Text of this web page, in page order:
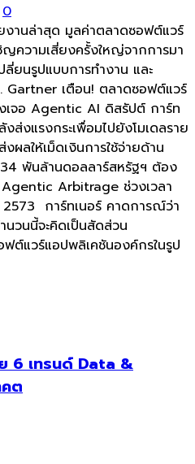
0
งานล่าสุด มูลค่าตลาดซอฟต์แวร์
ความเสี่ยงครั้งใหญ่จากการมา
ยนรูปแบบการทำงาน และ
Gartner เตือน! ตลาดซอฟต์แวร์
เจอ Agentic AI ดิสรัปต์ การ์ท
ส่งแรงกระเพื่อมไปยังโมเดลราย
ลให้เม็ดเงินการใช้จ่ายด้าน
พันล้านดอลลาร์สหรัฐฯ ต้อง
Arbitrage ช่วงเวลา
2573 การ์ทเนอร์ คาดการณ์ว่า
นวนนี้จะคิดเป็นสัดส่วน
ฟต์แวร์แอปพลิเคชันองค์กรในรูป
6 เทรนด์ Data &
ต